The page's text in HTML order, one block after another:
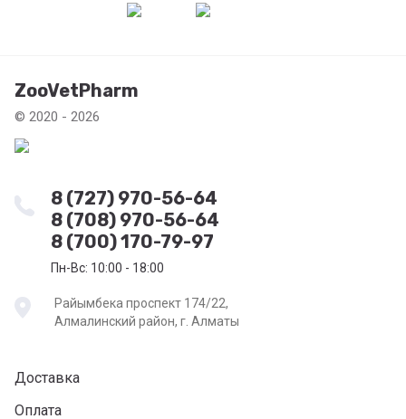
ZooVetPharm
© 2020 - 2026
8 (727) 970-56-64
8 (708) 970-56-64
8 (700) 170-79-97
Пн-Вс: 10:00 - 18:00
Райымбека проспект 174/22,
Алмалинский район, г. Алматы
Доставка
Оплата